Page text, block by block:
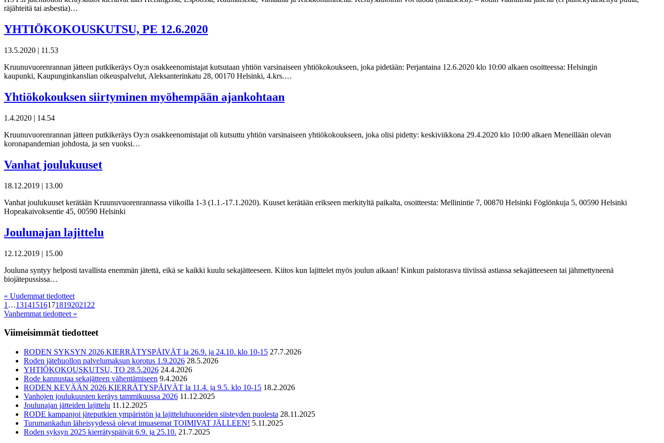
räjähteitä tai asbestia)…
YHTIÖKOKOUSKUTSU, PE 12.6.2020
13.5.2020 | 11.53
Kruunuvuorenrannan jätteen putkikeräys Oy:n osakkeenomistajat kutsutaan yhtiön varsinaiseen yhtiökokoukseen, joka pidetään: Perjantaina 12.6.2020 klo 10:00 alkaen osoitteessa: Helsingin
kaupunki, Kaupunginkanslian oikeuspalvelut, Aleksanterinkatu 28, 00170 Helsinki, 4.krs.…
Yhtiökokouksen siirtyminen myöhempään ajankohtaan
1.4.2020 | 14.54
Kruunuvuorenrannan jätteen putkikeräys Oy:n osakkeenomistajat oli kutsuttu yhtiön varsinaiseen yhtiökokoukseen, joka olisi pidetty: keskiviikkona 29.4.2020 klo 10:00 alkaen Meneillään olevan
koronapandemian johdosta, ja sen vuoksi…
Vanhat joulukuuset
18.12.2019 | 13.00
Vanhat joulukuuset kerätään Kruunuvuorenrannassa viikoilla 1-3 (1.1.-17.1.2020). Kuuset kerätään erikseen merkityltä paikalta, osoitteesta: Mellinintie 7, 00870 Helsinki Föglönkuja 5, 00590 Helsinki
Hopeakaivoksentie 45, 00590 Helsinki
Joulunajan lajittelu
12.12.2019 | 15.00
Jouluna syntyy helposti tavallista enemmän jätettä, eikä se kaikki kuulu sekajätteeseen. Kiitos kun lajittelet myös joulun aikaan! Kinkun paistorasva tiiviissä astiassa sekajätteeseen tai jähmettyneenä
biojätepussissa…
« Uudemmat tiedotteet
1 …131415161718192021 22
Vanhemmat tiedotteet »
Viimeisimmät tiedotteet
RODEN SYKSYN 2026 KIERRÄTYSPÄIVÄT la 26.9. ja 24.10. klo 10-15 27.7.2026
Roden jätehuollon palvelumaksun korotus 1.9.2026 28.5.2026
YHTIÖKOKOUSKUTSU, TO 28.5.2026 24.4.2026
Rode kannustaa sekajätteen vähentämiseen 9.4.2026
RODEN KEVÄÄN 2026 KIERRÄTYSPÄIVÄT la 11.4. ja 9.5. klo 10-15 18.2.2026
Vanhojen joulukuusten keräys tammikuussa 2026 11.12.2025
Joulunajan jätteiden lajittelu 11.12.2025
RODE kampanjoi jäteputkien ympäristön ja lajitteluhuoneiden siisteyden puolesta 28.11.2025
Turumankadun läheisyydessä olevat imuasemat TOIMIVAT JÄLLEEN! 5.11.2025
Roden syksyn 2025 kierrätyspäivät 6.9. ja 25.10. 21.7.2025